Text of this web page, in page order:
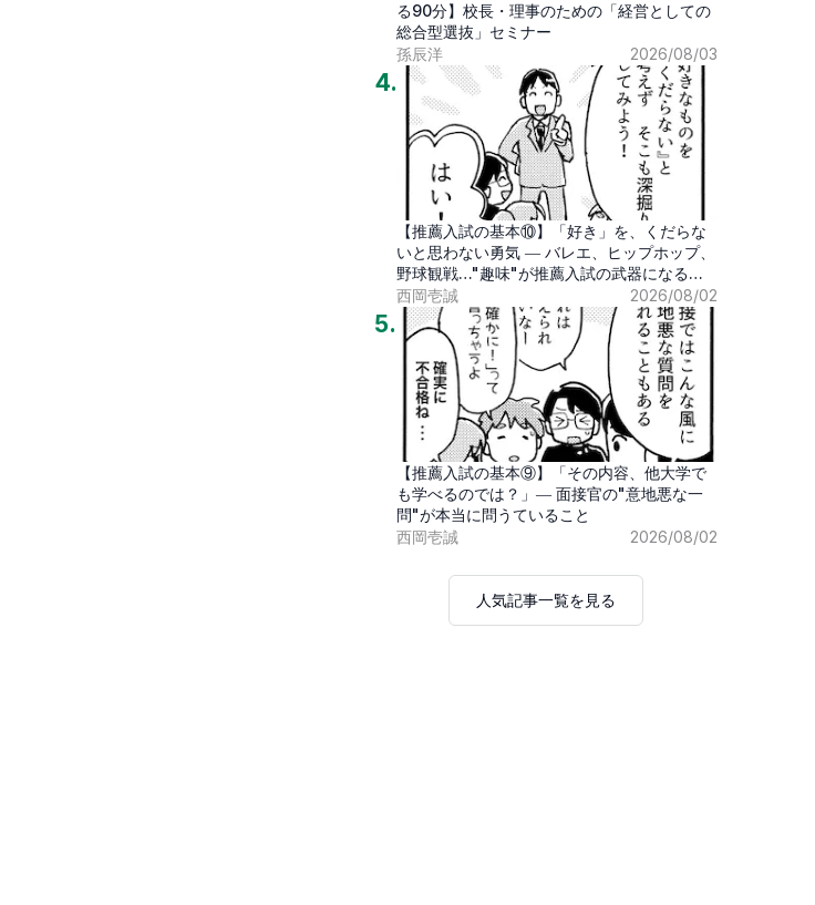
る90分】校長・理事のための「経営としての
総合型選抜」セミナー
孫辰洋
2026/08/03
4.
【推薦入試の基本⑩】「好き」を、くだらな
いと思わない勇気 ― バレエ、ヒップホップ、
野球観戦…"趣味"が推薦入試の武器になる時
代
西岡壱誠 2026/08/02
5.
【推薦入試の基本⑨】「その内容、他大学で
も学べるのでは？」― 面接官の"意地悪な一
問"が本当に問うていること
西岡壱誠
2026/08/02
人気記事一覧を見る